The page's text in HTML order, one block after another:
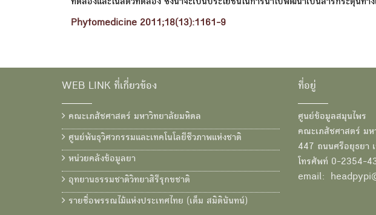
ทดลองและในสัตว์ทดลอง ซึ่งน่าจะเป็นประโยชน์ในการนำไปพัฒนาเป็นสารกระตุ้นทา
Phytomedicine 2011;18(13):1161-9
WEB LINK ที่เกี่ยวข้อง
คณะเภสัชศาสตร์ มหาวิทยาลัยมหิดล
ศูนย์พันธุวิศวกรรมและเทคโนโลยีชีวภาพแห่งชาติ
หน่วยคลังข้อมูลยา
อุทยานธรรมชาติวิทยาสิรีรุกขชาติ
รายชื่อพรรณไม้แห่งประเทศไทย (เต็ม สมิตินันทน์)
ที่อยู่
ศูนย์ข้อมูลสมุนไพร
คณะเภสัชศาสตร์ มห
447 ถนนศรีอยุธยา
โทรศัพท์ 0-2354-
email: